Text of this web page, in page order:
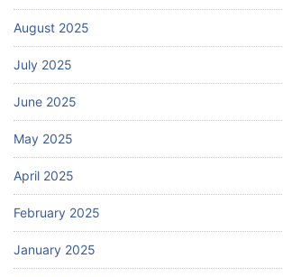
August 2025
July 2025
June 2025
May 2025
April 2025
February 2025
January 2025